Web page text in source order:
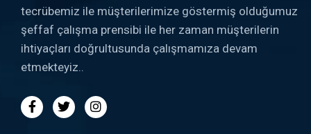
tecrübemiz ile müşterilerimize göstermiş olduğumuz
şeffaf çalışma prensibi ile her zaman müşterilerin
ihtiyaçları doğrultusunda çalışmamıza devam
etmekteyiz..